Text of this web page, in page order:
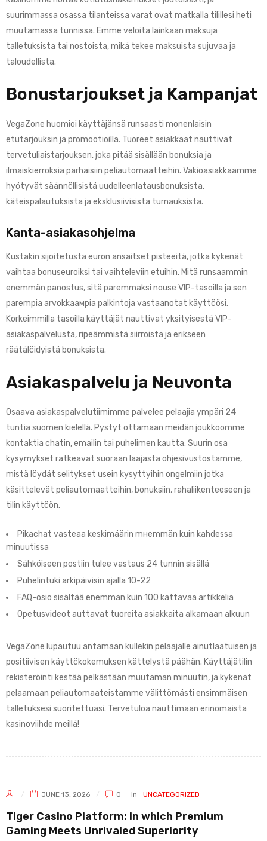
suurimmassa osassa tilanteissa varat ovat matkalla tilillesi heti
muutamassa tunnissa. Emme veloita lainkaan maksuja
talletuksista tai nostoista, mikä tekee maksuista sujuvaa ja
taloudellista.
Bonustarjoukset ja Kampanjat
VegaZone huomioi käyttäjänsä runsaasti monenlaisin
etutarjouksin ja promootioilla. Tuoreet asiakkaat nauttivat
tervetuliaistarjouksen, joka pitää sisällään bonuksia ja
ilmaiskierroksia parhaisiin peliautomaatteihin. Vakioasiakkaamme
hyötyvät säännöllisistä uudelleenlatausbonuksista,
käteispalautuksista ja eksklusiivisista turnauksista.
Kanta-asiakasohjelma
Kustakin sijoitetusta euron ansaitset pisteeitä, jotka kykenät
vaihtaa bonuseuroiksi tai vaihteleviin etuihin. Mitä runsaammin
enemmän panostus, sitä paremmaksi nouse VIP-tasoilla ja sen
parempia arvokkaамpia palkintoja vastaanotat käyttöösi.
Korkeimmilla tasoilla käyttäjät nauttivat yksityisestä VIP-
asiakaspalvelusta, ripeämmistä siirroista ja erikseen
räätälöidyistä bonuksista.
Asiakaspalvelu ja Neuvonta
Osaava asiakaspalvelutiimimme palvelee pelaajia ympäri 24
tuntia suomen kielellä. Pystyt ottamaan meidän joukkoomme
kontaktia chatin, emailin tai puhelimen kautta. Suurin osa
kysymykset ratkeavat suoraan laajasta ohjesivustostamme,
mistä löydät selitykset usein kysyttyihin ongelmiin jotka
käsittelevät peliautomaatteihin, bonuksiin, rahaliikenteeseen ja
tilin käyttöön.
Pikachat vasteaa keskimäärin mнemmän kuin kahdessa
minuutissa
Sähköiseen postiin tulee vastaus 24 tunnin sisällä
Puhelintuki arkipäivisin ajalla 10-22
FAQ-osio sisältää enemmän kuin 100 kattavaa artikkelia
Opetusvideot auttavat tuoreita asiakkaita alkamaan alkuun
VegaZone lupautuu antamaan kullekin pelaajalle ainutlaatuisen ja
positiivisen käyttökokemuksen kättelystä päähän. Käyttäjätilin
rekisteröinti kestää pelkästään muutaman minuutin, ja kykenät
pelaamaan peliautomaateistamme välittömästi ensimmäisen
talletuksesi suoritettuasi. Tervetuloa nauttimaan erinomaista
kasinoviihde meillä!
JUNE 13, 2026 0 In UNCATEGORIZED
Tiger Casino Platform: In which Premium
Gaming Meets Unrivaled Superiority